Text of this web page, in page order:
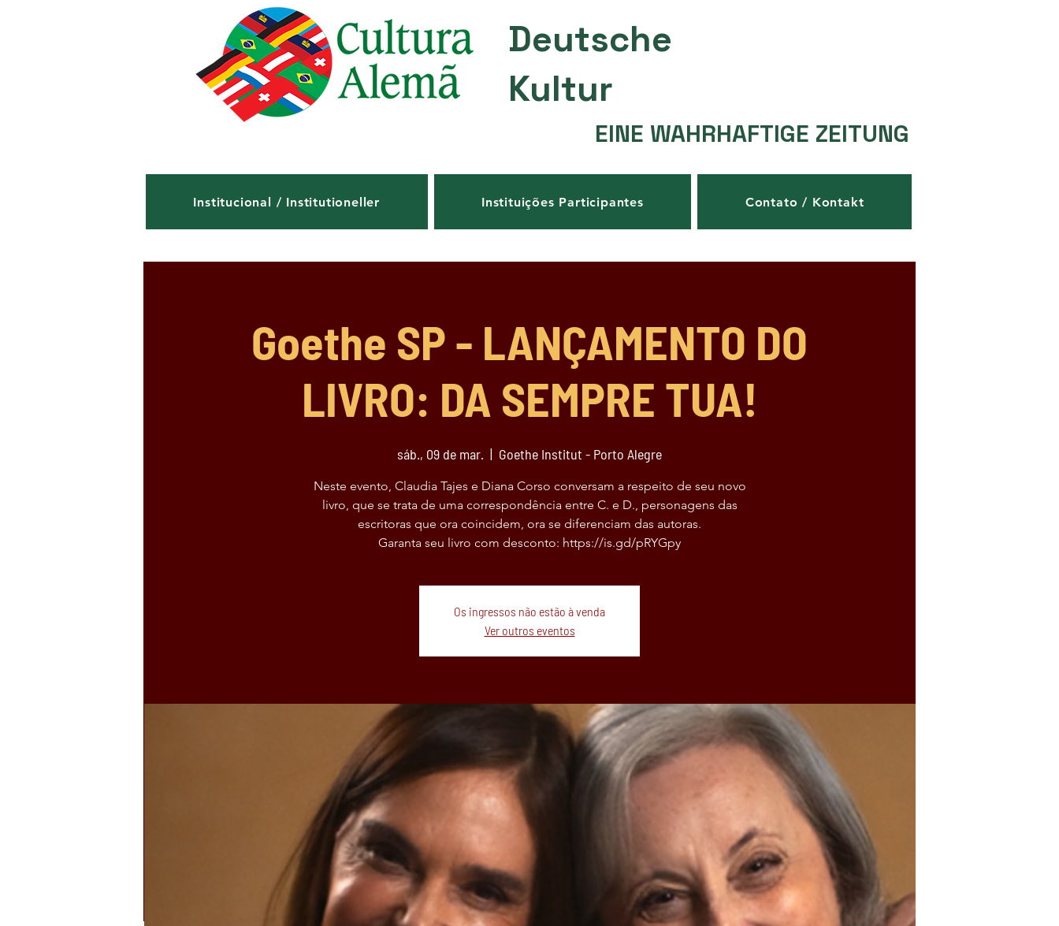
Deutsche
Kultur
EINE WAHRHAFTIGE ZEITUNG
Institucional / Institutioneller Instituições Participantes Contato / Kontakt
Goethe SP - LANÇAMENTO DO
LIVRO: DA SEMPRE TUA!
sáb., 09 de mar.
  |
Goethe Institut - Porto Alegre
Neste evento, Claudia Tajes e Diana Corso conversam a respeito de seu novo
livro, que se trata de uma correspondência entre C. e D., personagens das
escritoras que ora coincidem, ora se diferenciam das autoras.
Garanta seu livro com desconto: https://is.gd/pRYGpy
Os ingressos não estão à venda
Ver outros eventos